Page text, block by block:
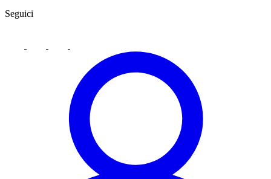
Seguici